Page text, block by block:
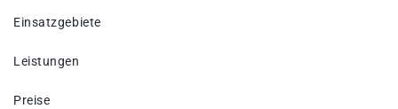
Einsatzgebiete
Leistungen
Preise